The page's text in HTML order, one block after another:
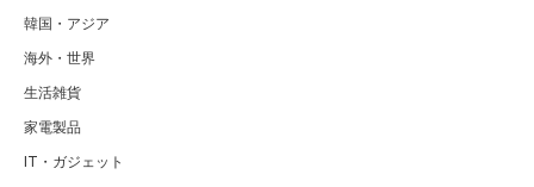
韓国・アジア
海外・世界
生活雑貨
家電製品
IT・ガジェット